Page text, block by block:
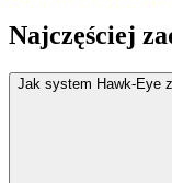
Najczęściej
Jak system Hawk-Eye